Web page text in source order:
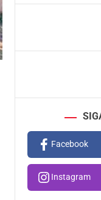
Facebook
Instagram